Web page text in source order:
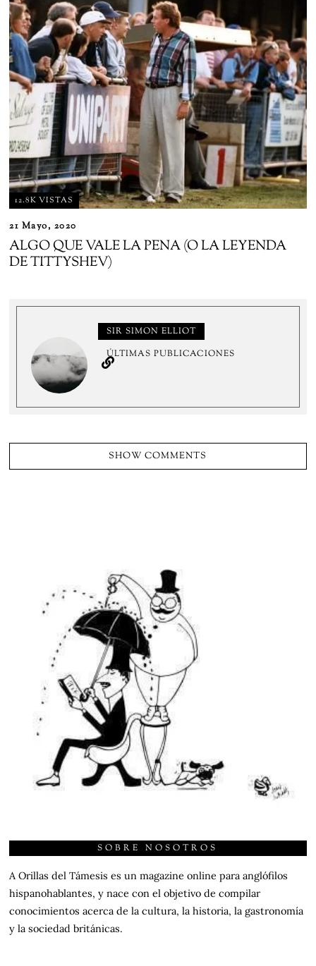
12.8K VISTAS
21 Mayo, 2020
ALGO QUE VALE LA PENA (O LA LEYENDA
DE TITTYSHEV)
SIR SIMON ELLIOT
ÚLTIMAS PUBLICACIONES
SHOW COMMENTS
SOBRE NOSOTROS
A Orillas del Támesis es un magazine online para anglófilos
hispanohablantes, y nace con el objetivo de compilar
conocimientos acerca de la cultura, la historia, la gastronomía
y la sociedad británicas.